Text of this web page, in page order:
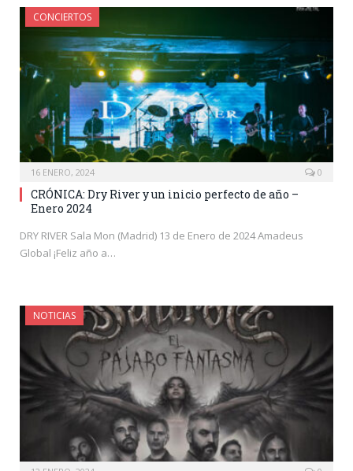
CONCIERTOS
16 ENERO, 2024 0
CRÓNICA: Dry River y un inicio perfecto de año –
Enero 2024
DRY RIVER Sala Mon (Madrid) 13 de Enero de 2024 Amadeus
Global ¡Feliz año a…
NOTICIAS